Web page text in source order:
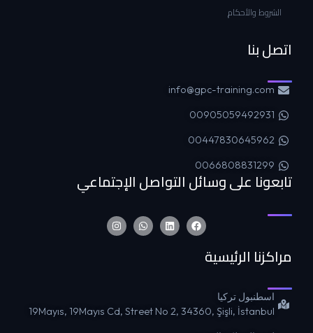
الشروط والأحكام
اتصل بنا
info@gpc-training.com
00905059492931
00447830645962
0066808831299
تابعونا على وسائل التواصل الإجتماعي
مراكزنا الرئيسية
اسطنبول تركيا
19Mayıs, 19Mayıs Cd, Street No 2, 34360, Şişli, İstanbul